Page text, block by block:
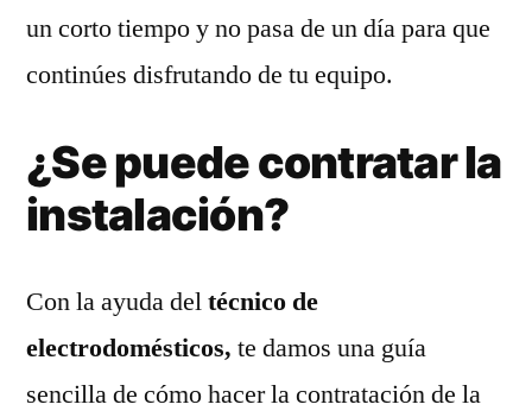
un corto tiempo y no pasa de un día para que
continúes disfrutando de tu equipo.
¿Se puede contratar la
instalación?
Con la ayuda deltécnico de
electrodomésticos, te damos una guía
sencilla de cómo hacer la contratación de la